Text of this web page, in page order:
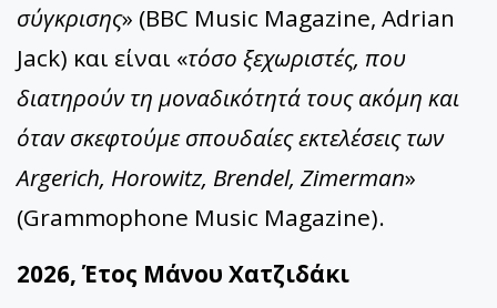
σύγκρισης» (BBC Music Magazine, Adrian
Jack) και είναι «τόσο ξεχωριστές, που
διατηρούν τη μοναδικότητά τους ακόμη και
όταν σκεφτούμε σπουδαίες εκτελέσεις των
Argerich, Horowitz, Brendel, Zimerman»
(Grammophone Music Magazine).
2026, Έτος Μάνου Χατζιδάκι